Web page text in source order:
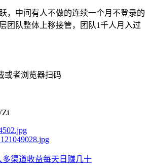
，中间有人不做的连续一个月不登录的
团队整体上移接管，团队1千人月入过
或者浏览器扫码